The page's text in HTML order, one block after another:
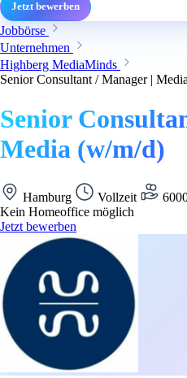
Jetzt bewerben
Jobbörse
Unternehmen
Highberg MediaMinds
Senior Consultant / Manager |
Senior
Media (w/m/d)
Hamburg Vollzeit
Kein Homeoffice möglich
Jetzt bewerben